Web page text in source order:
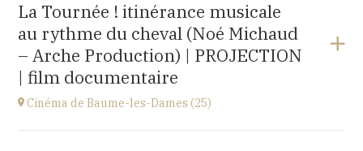
place St Martin, 25110 Baume-les-Dames
at17H00
La Tournée ! itinérance musicale
au rythme du cheval (Noé Michaud
– Arche Production) | PROJECTION
| film documentaire
Cinéma de Baume-les-Dames (25)